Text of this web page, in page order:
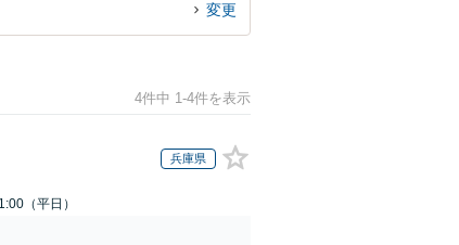
変更
4件中 1-4件を表示
兵庫県
（平日）